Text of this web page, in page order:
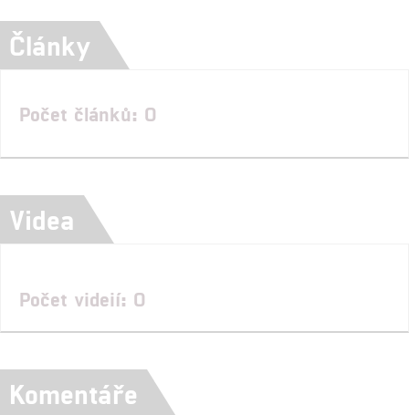
Články
Počet článků: 0
Videa
Počet videií: 0
Komentáře